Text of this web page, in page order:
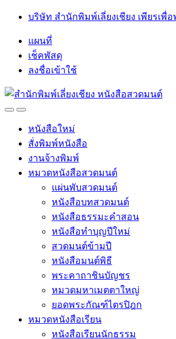
Skip
navigation
Skip
บริษัท สำนักพิมพ์เลี่ยงเชียง เพียรเพื่
แผนที่
เช็คพัสดุ
ลงชื่อเข้าใช้
OpenClose
หนังสือใหม่
สั่งพิมพ์หนังสือ
งานจ้างพิมพ์
หมวดหนังสือสวดมนต์
แผ่นพับสวดมนต์
หนังสือบทสวดมนต์
หนังสือธรรมะคำสอน
หนังสือทำบุญปีใหม่
สวดมนต์ข้ามปี
หนังสือมนต์พิธี
พระคาถาชินบัญชร
หมวดมหาเมตตาใหญ่
ยอดพระกัณฑ์ไตรปิฎก
หมวดหนังสือเรียน
หนังสือเรียนนักธรรม